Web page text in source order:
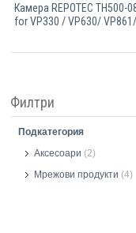
Камерa REPOTEC TH500-
for VP330 / VP630/
Филтри
Подкатегория
Аксесоари (2)
Мрежови продукти (4)